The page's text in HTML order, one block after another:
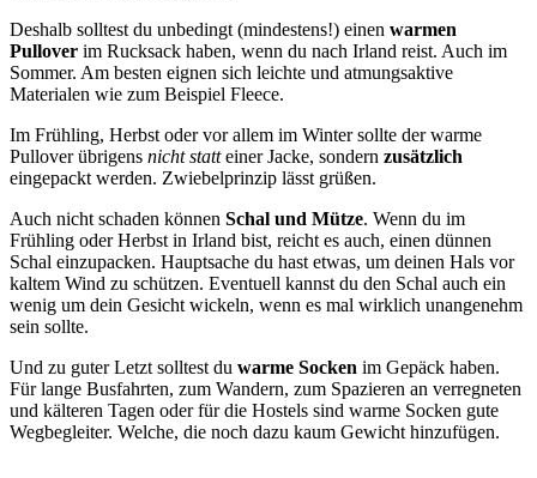
Deshalb solltest du unbedingt (mindestens!) einen warmen
Pullover im Rucksack haben, wenn du nach Irland reist. Auch im
Sommer. Am besten eignen sich leichte und atmungsaktive
Materialen wie zum Beispiel Fleece.
Im Frühling, Herbst oder vor allem im Winter sollte der warme
Pullover übrigens nicht statteiner Jacke, sondern zusätzlich
eingepackt werden. Zwiebelprinzip lässt grüßen.
Auch nicht schaden können Schal und Mütze. Wenn du im
Frühling oder Herbst in Irland bist, reicht es auch, einen dünnen
Schal einzupacken. Hauptsache du hast etwas, um deinen Hals vor
kaltem Wind zu schützen. Eventuell kannst du den Schal auch ein
wenig um dein Gesicht wickeln, wenn es mal wirklich unangenehm
sein sollte.
Und zu guter Letzt solltest du warme Socken im Gepäck haben.
Für lange Busfahrten, zum Wandern, zum Spazieren an verregneten
und kälteren Tagen oder für die Hostels sind warme Socken gute
Wegbegleiter. Welche, die noch dazu kaum Gewicht hinzufügen.